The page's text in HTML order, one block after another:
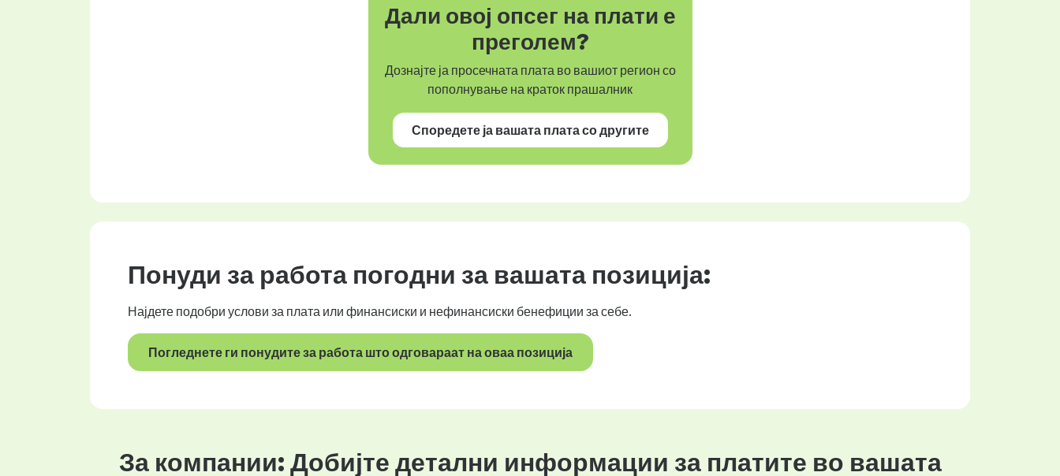
Дали овој опсег на плати е
преголем?
Дознајте ја просечната плата во вашиот регион со
пополнување на краток прашалник
Споредете ја вашата плата со другите
Понуди за работа погодни за вашата позиција:
Најдете подобри услови за плата или финансиски и нефинансиски бенефиции за себе.
Погледнете ги понудите за работа што одговараат на оваа позиција
За компании: Добијте детални информации за платите во вашата